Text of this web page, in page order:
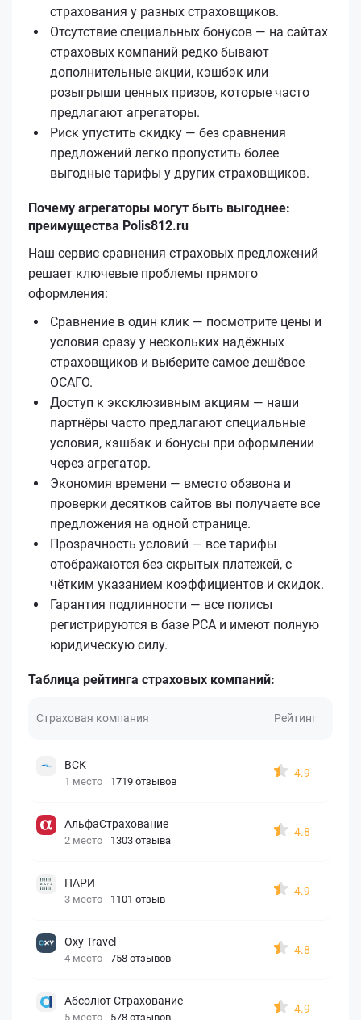
страхования у разных страховщиков.
Отсутствие специальных бонусов — на сайтах
страховых компаний редко бывают
дополнительные акции, кэшбэк или
розыгрыши ценных призов, которые часто
предлагают агрегаторы.
Риск упустить скидку — без сравнения
предложений легко пропустить более
выгодные тарифы у других страховщиков.
Почему агрегаторы могут быть выгоднее:
преимущества Polis812.ru
Наш сервис сравнения страховых предложений
решает ключевые проблемы прямого
оформления:
Сравнение в один клик — посмотрите цены и
условия сразу у нескольких надёжных
страховщиков и выберите самое дешёвое
ОСАГО.
Доступ к эксклюзивным акциям — наши
партнёры часто предлагают специальные
условия, кэшбэк и бонусы при оформлении
через агрегатор.
Экономия времени — вместо обзвона и
проверки десятков сайтов вы получаете все
предложения на одной странице.
Прозрачность условий — все тарифы
отображаются без скрытых платежей, с
чётким указанием коэффициентов и скидок.
Гарантия подлинности — все полисы
регистрируются в базе РСА и имеют полную
юридическую силу.
Таблица рейтинга страховых компаний:
Страховая компания Рейтинг
ВСК
1 место 1719 отзывов
4.9
АльфаСтрахование
2 место 1303 отзыва
4.8
ПАРИ
3 место 1101 отзыв
4.9
Oxy Travel
4 место 758 отзывов
4.8
Абсолют Страхование
5 место 578 отзывов
4.9